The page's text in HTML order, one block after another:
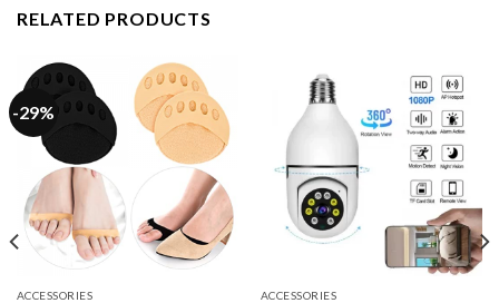
RELATED PRODUCTS
-29%
ACCESSORIES ACCESSORIES